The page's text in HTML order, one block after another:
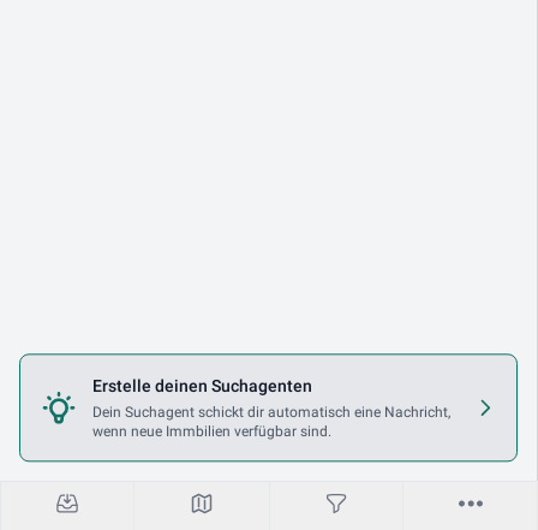
Erstelle deinen Suchagenten
Dein Suchagent schickt dir automatisch eine Nachricht,
wenn neue Immbilien verfügbar sind.